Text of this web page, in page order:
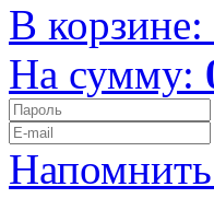
В корзине:
На сумму: